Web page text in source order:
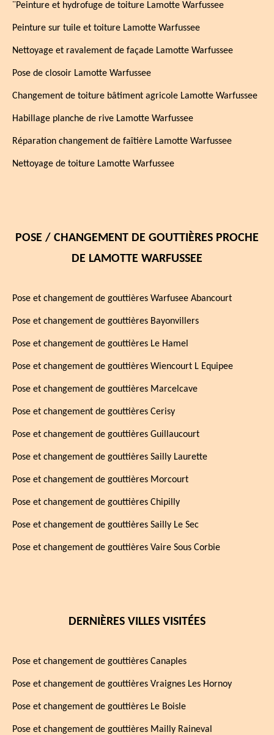
¨Peinture et hydrofuge de toiture Lamotte Warfussee
Peinture sur tuile et toiture Lamotte Warfussee
Nettoyage et ravalement de façade Lamotte Warfussee
Pose de closoir Lamotte Warfussee
Changement de toiture bâtiment agricole Lamotte Warfussee
Habillage planche de rive Lamotte Warfussee
Réparation changement de faîtière Lamotte Warfussee
Nettoyage de toiture Lamotte Warfussee
POSE / CHANGEMENT DE GOUTTIÈRES PROCHE
DE LAMOTTE WARFUSSEE
Pose et changement de gouttières Warfusee Abancourt
Pose et changement de gouttières Bayonvillers
Pose et changement de gouttières Le Hamel
Pose et changement de gouttières Wiencourt L Equipee
Pose et changement de gouttières Marcelcave
Pose et changement de gouttières Cerisy
Pose et changement de gouttières Guillaucourt
Pose et changement de gouttières Sailly Laurette
Pose et changement de gouttières Morcourt
Pose et changement de gouttières Chipilly
Pose et changement de gouttières Sailly Le Sec
Pose et changement de gouttières Vaire Sous Corbie
DERNIÈRES VILLES VISITÉES
Pose et changement de gouttières Canaples
Pose et changement de gouttières Vraignes Les Hornoy
Pose et changement de gouttières Le Boisle
Pose et changement de gouttières Mailly Raineval